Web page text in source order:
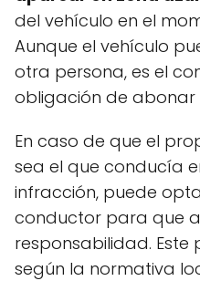
del vehículo en el
Aunque el vehículo
otra persona, es el
obligación de abonar
En caso de que el
sea el que conducía
infracción, puede
conductor para que
responsabilidad.
según la normativa